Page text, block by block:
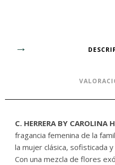
C. HERRERA BY CAROLINA
fragancia femenina de la
la mujer clásica, sofisticada
Con una mezcla de flores